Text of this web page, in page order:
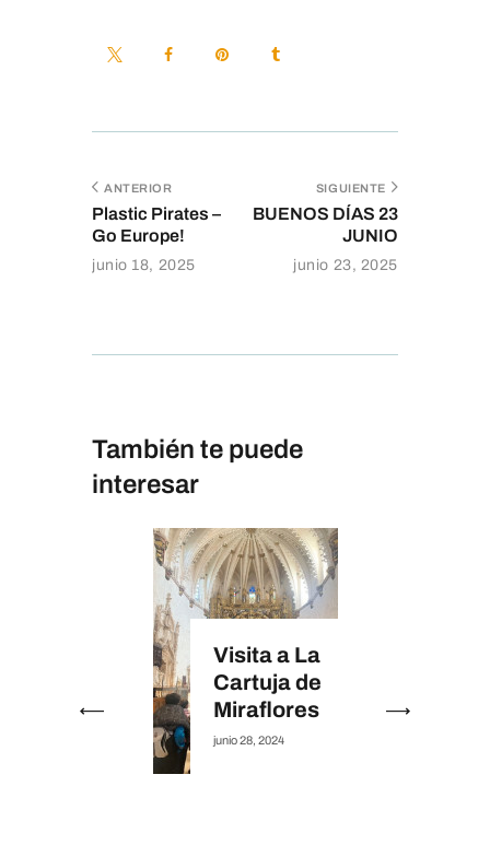
ANTERIOR
Plastic Pirates –
Go Europe!
junio 18, 2025
SIGUIENTE
BUENOS DÍAS 23
JUNIO
junio 23, 2025
También te puede
interesar
Visita a La
Cartuja de
Miraflores
junio 28, 2024